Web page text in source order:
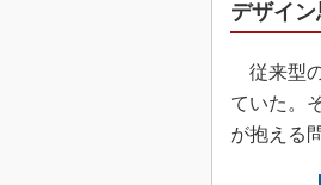
デザイン
従来型
ていた。
が抱える